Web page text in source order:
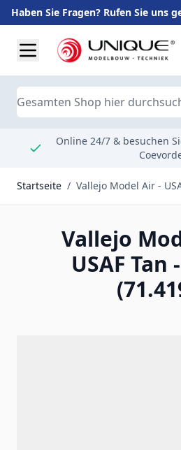
Haben Sie Fragen? Rufen Sie uns
Suche
Online 24/7 & besuchen
Startseite / Vallejo Model Air -
Vallejo
USAF Tan